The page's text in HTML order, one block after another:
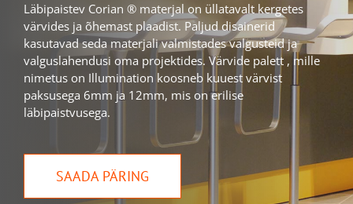
Läbipaistev Corian ® materjal on üllatavalt kergetes
värvides ja õhemast plaadist. Paljud disainerid
kasutavad seda materjali valmistades valgusteid ja
valguslahendusi oma projektides. Värvide palett , mille
nimetus on Illumination koosneb kuuest värvist
paksusega 6mm ja 12mm, mis on erilise
läbipaistvusega.
SAADA PÄRING